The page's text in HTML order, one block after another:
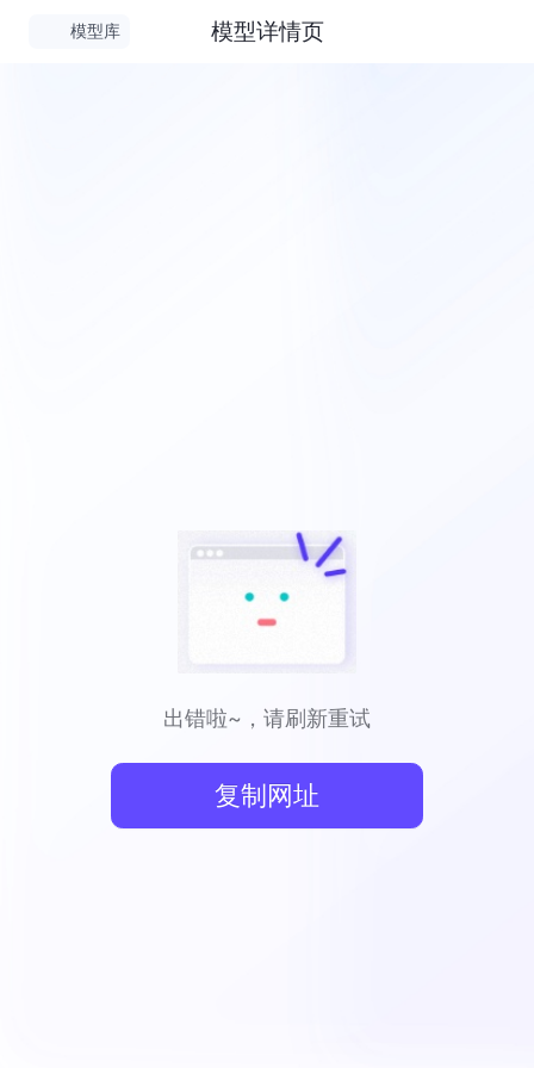
模型库 模型详情页
出错啦~，请刷新重试
复制网址